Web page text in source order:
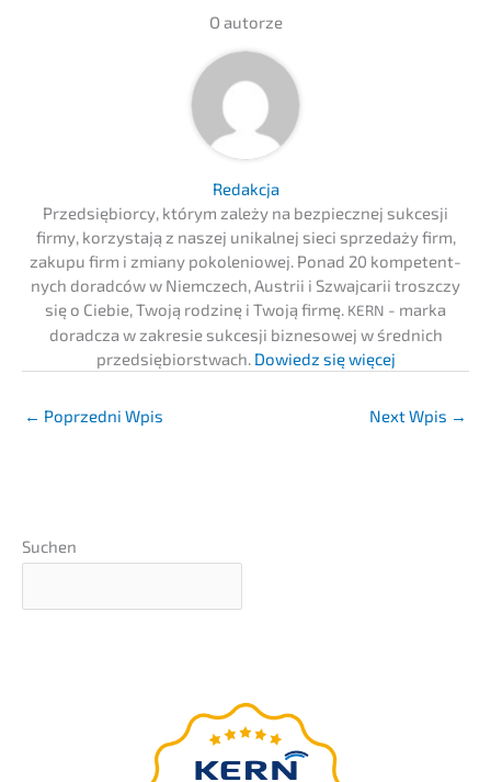
O autor­ze
Redak­c­ja
Przedsię­bi­or­cy, którym zależy na bezpiecz­nej sukces­ji
firmy, korzysta­ją z naszej unikal­nej sieci sprze­daży firm,
zakupu firm i zmiany pokolenio­wej. Ponad 20 kompe­tent­
nych dorad­ców w Niemc­zech, Austrii i Szwaj­ca­rii troszc­zy
się o Ciebie, Twoją rodzinę i Twoją firmę. KERN - marka
dorad­c­za w zakre­sie sukces­ji bizne­so­wej w średnich
przedsię­bi­orst­wach. Dowiedz się więcej
← Poprzedni Wpis Next Wpis →
Suchen
webinar
von Ingo Claus